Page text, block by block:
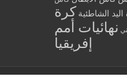
الشاطئية كرة
نهائيات أمم
إفريقيا